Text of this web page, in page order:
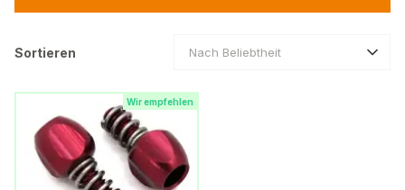
Sortieren Nach Beliebtheit
Wir empfehlen